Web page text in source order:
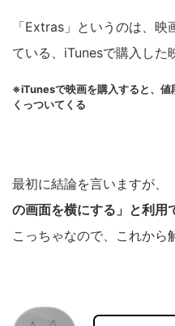
「Extras」というのは、
ている、iTunesで購入した
※iTunesで映画を購入すると、値
くっついてくる
最初に結論を言いますが、
の画面を横にする」と利用
こっちゃなので、これから